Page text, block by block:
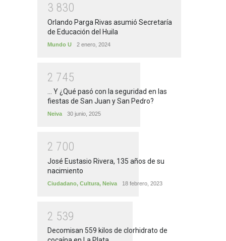
3 830
Orlando Parga Rivas asumió Secretaría
de Educación del Huila
Mundo U 2 enero, 2024
2 745
... Y ¿Qué pasó con la seguridad en las
fiestas de San Juan y San Pedro?
Neiva 30 junio, 2025
2 700
José Eustasio Rivera, 135 años de su
nacimiento
Ciudadano, Cultura, Neiva 18 febrero, 2023
2 539
Decomisan 559 kilos de clorhidrato de